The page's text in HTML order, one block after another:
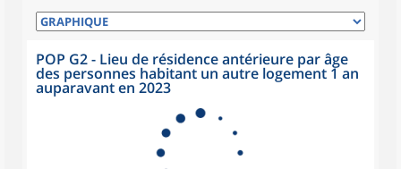
POP G2 - Lieu de résidence antérieure par âge
des personnes habitant un autre logement 1 an
auparavant en 2023